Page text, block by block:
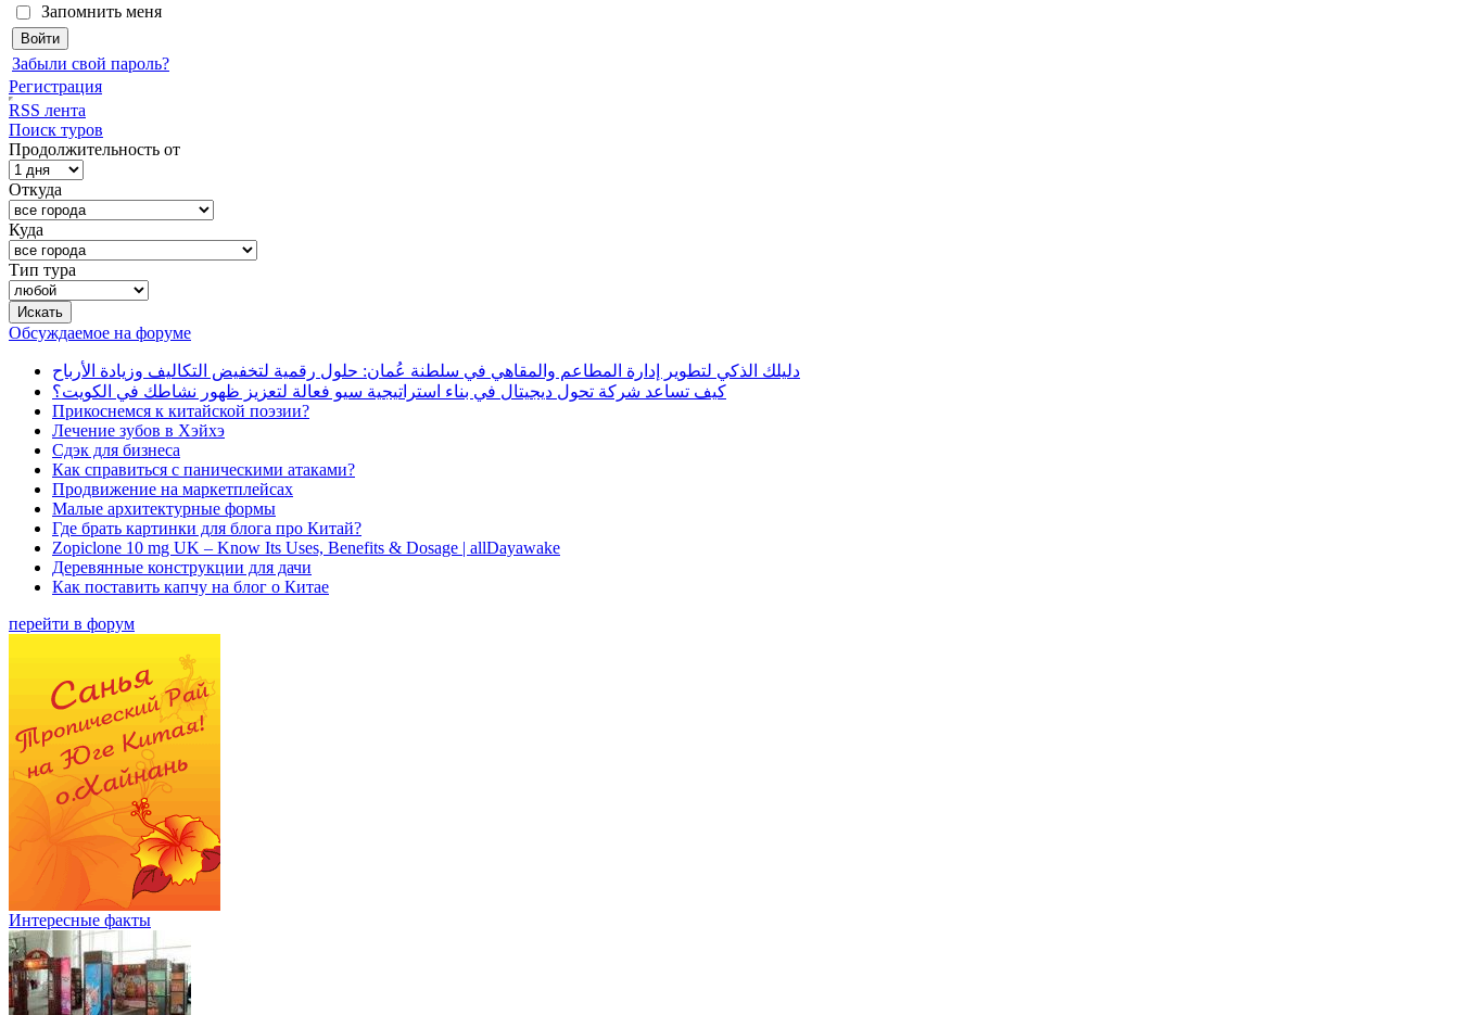
Запомнить меня
Забыли свой пароль?
Регистрация
RSS лента
Поиск туров
Продолжительность от
Откуда
Куда
Тип тура
Обсуждаемое на форуме
دليلك الذكي لتطوير إدارة المطاعم والمقاهي في سلطنة عُمان: حلول رقمية لتخفيض التكاليف وزيادة الأرباح
كيف تساعد شركة تحول ديجيتال في بناء استراتيجية سيو فعالة لتعزيز ظهور نشاطك في الكويت؟
Прикоснемся к китайской поэзии?
Лечение зубов в Хэйхэ
Сдэк для бизнеса
Как справиться с паническими атаками?
Продвижение на маркетплейсах
Малые архитектурные формы
Где брать картинки для блога про Китай?
Zopiclone 10 mg UK – Know Its Uses, Benefits & Dosage | allDayawake
Деревянные конструкции для дачи
Как поставить капчу на блог о Китае
перейти в форум
Интересные факты